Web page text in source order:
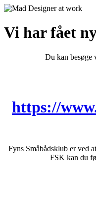
Vi har fået
Du kan besøge
https://
Fyns Småbådsklub er ved
FSK kan du